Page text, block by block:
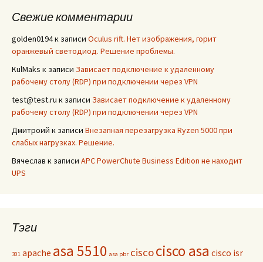
Свежие комментарии
golden0194к записи Oculus rift. Нет изображения, горит
оранжевый светодиод. Решение проблемы.
KulMaks к записи Зависает подключение к удаленному
рабочему столу (RDP) при подключении через VPN
test@test.ru к записи Зависает подключение к удаленному
рабочему столу (RDP) при подключении через VPN
Дмитроий к записи Внезапная перезагрузка Ryzen 5000 при
слабых нагрузках. Решение.
Вячеслав к записи APC PowerChute Business Edition не находит
UPS
Тэги
301 apache asa 5510 asa pbr ciscocisco asa cisco isr